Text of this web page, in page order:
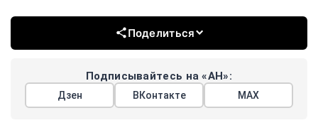
Поделиться
Подписывайтесь на «АН»:
Дзен ВКонтакте МАХ